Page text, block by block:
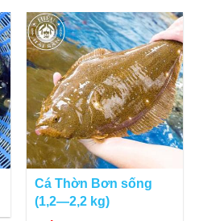
Cá Thờn Bơn sống
(1,2—2,2 kg)